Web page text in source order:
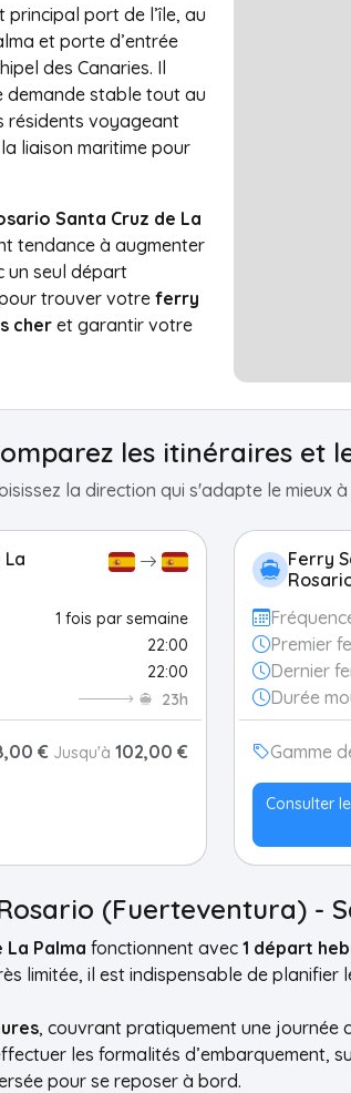
port de l’île, au
et porte d’entrée
des Canaries. Il
demande stable tout au
résidents voyageant
liaison maritime pour
Santa Cruz de La
tendance à augmenter
un seul départ
trouver votre ferry
cher et garantir votre
les itinéraires et
la direction qui s'adapte le mieux
1 fois par semaine
22:00
22:00
23h
€ Jusqu'à 102,00 €
Ferry
Premier
Dernier
Durée
Gamme
Consulter
(Fuerteventura) -
Palma fonctionnent avec 1 départ
limitée, il est indispensable de
, couvrant pratiquement une journée
les formalités d’embarquement,
pour se reposer à bord.